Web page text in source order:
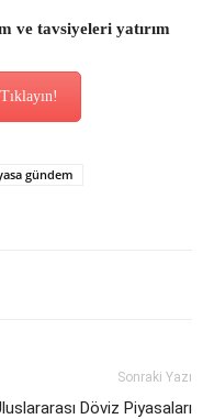
ve tavsiyeleri yatırım
gündem
Sonraki Yazı
Döviz Piyasaları